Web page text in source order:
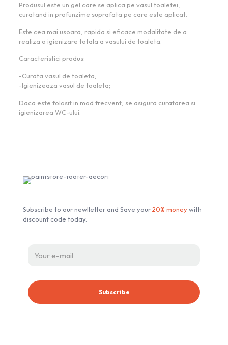
Produsul este un gel care se aplica pe vasul toaletei,
curatand in profunzime suprafata pe care este aplicat.
Este cea mai usoara, rapida si eficace modalitate de a
realiza o igienizare totala a vasului de toaleta.
Caracteristici produs:
-Curata vasul de toaleta;
-Igienizeaza vasul de toaleta;
Daca este folosit in mod frecvent, se asigura curatarea si
igienizarea WC-ului.
Subscribe to our newlletter and Save your20% moneywith
discount code today.